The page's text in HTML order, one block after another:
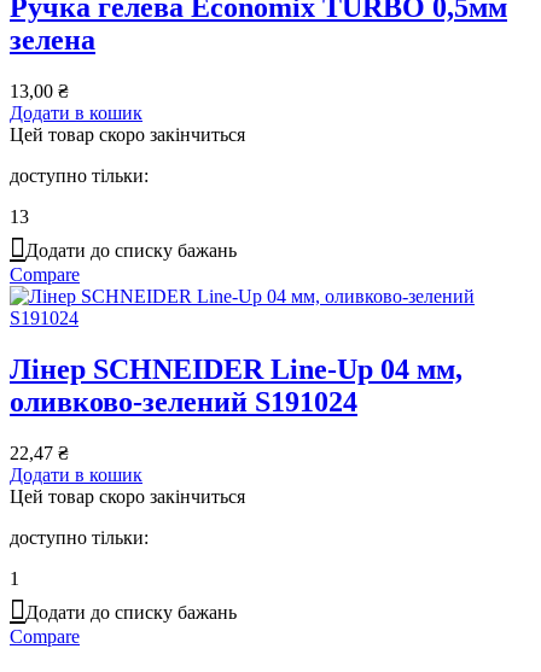
Ручка гелева Economix TURBO 0,5мм
зелена
13,00 ₴
Додати в кошик
Цей товар скоро закінчиться
доступно тільки:
13
Додати до списку бажань
Compare
Лінер SCHNEIDER Line-Up 04 мм,
оливково-зелений S191024
22,47 ₴
Додати в кошик
Цей товар скоро закінчиться
доступно тільки:
1
Додати до списку бажань
Compare